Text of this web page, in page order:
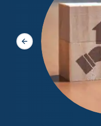
Slide précédente